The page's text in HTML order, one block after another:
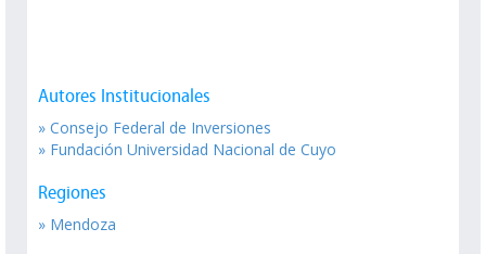
Autores Institucionales
» Consejo Federal de Inversiones
» Fundación Universidad Nacional de Cuyo
Regiones
» Mendoza